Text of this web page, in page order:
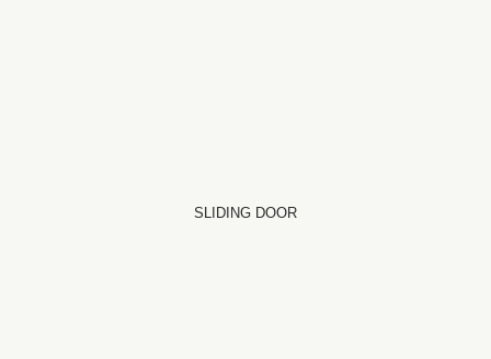
SLIDING DOOR